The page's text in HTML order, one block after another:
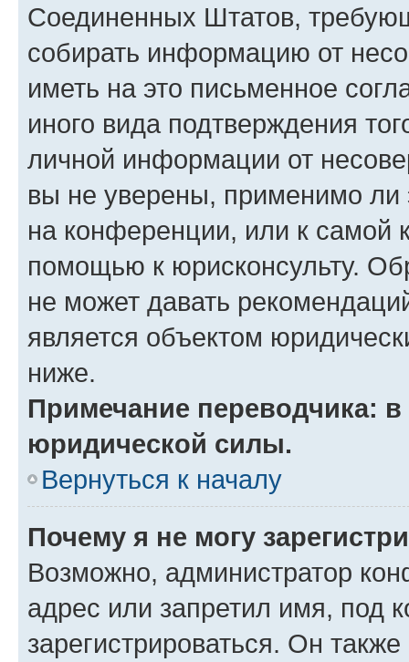
Соединенных Штатов,
собирать информацию от
иметь на это письменное
иного вида подтверждения
личной информации от
вы не уверены, применимо ли
на конференции, или к самой
помощью к юрисконсульту.
не может давать
является объектом
ниже.
Примечание переводчика:
юридической силы.
Вернуться к началу
Почему я не могу
Возможно, администратор
адрес или запретил имя, под
зарегистрироваться. Он